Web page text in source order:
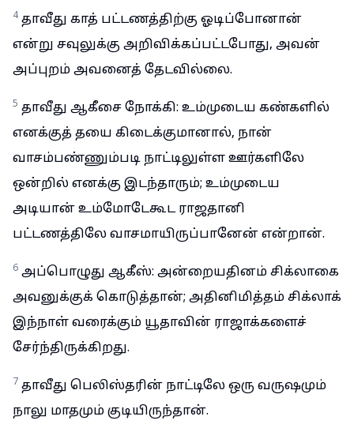
4 தாவீது காத் பட்டணத்திற்கு ஓடிப்போனான்
என்று சவுலுக்கு அறிவிக்கப்பட்டபோது, அவன்
அப்புறம் அவனைத் தேடவில்லை.
5 தாவீது ஆகீசை நோக்கி: உம்முடைய கண்களில்
எனக்குத் தயை கிடைக்குமானால், நான்
வாசம்பண்ணும்படி நாட்டிலுள்ள ஊர்களிலே
ஒன்றில் எனக்கு இடந்தாரும்; உம்முடைய
அடியான் உம்மோடேகூட ராஜதானி
பட்டணத்திலே வாசமாயிருப்பானேன் என்றான்.
6 அப்பொழுது ஆகீஸ்: அன்றையதினம் சிக்லாகை
அவனுக்குக் கொடுத்தான்; அதினிமித்தம் சிக்லாக்
இந்நாள் வரைக்கும் யூதாவின் ராஜாக்களைச்
சேர்ந்திருக்கிறது.
7 தாவீது பெலிஸ்தரின் நாட்டிலே ஒரு வருஷமும்
நாலு மாதமும் குடியிருந்தான்.